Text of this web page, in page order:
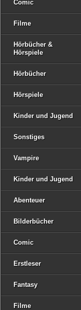
Comic
Filme
Hörbücher &
Hörspiele
Hörbücher
Hörspiele
Kinder und Jugend
Sonstiges
Vampire
Kinder und Jugend
Abenteuer
Bilderbücher
Comic
Erstleser
Fantasy
Filme